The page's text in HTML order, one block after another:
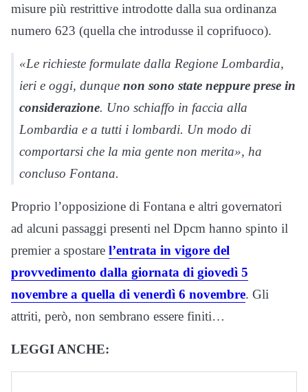
misure più restrittive introdotte dalla sua ordinanza
numero 623 (quella che introdusse il coprifuoco).
«Le richieste formulate dalla Regione Lombardia,
ieri e oggi, dunque non sono state neppure prese in
considerazione. Uno schiaffo in faccia alla
Lombardia e a tutti i lombardi. Un modo di
comportarsi che la mia gente non merita», ha
concluso Fontana.
Proprio l’opposizione di Fontana e altri governatori
ad alcuni passaggi presenti nel Dpcm hanno spinto il
premier a spostare l’entrata in vigore del
provvedimento dalla giornata di giovedì 5
novembre a quella di venerdì 6 novembre. Gli
attriti, però, non sembrano essere finiti…
LEGGI ANCHE: